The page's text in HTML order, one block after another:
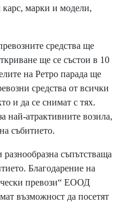
марки и модели,
средства ще
ще се състои в 10
на Ретро парада ще
средства от всички
и да се снимат с тях.
най-атрактивните возила,
събитието.
съпътстваща
Благодарение на
превози“ ЕООД
възможност да посетят